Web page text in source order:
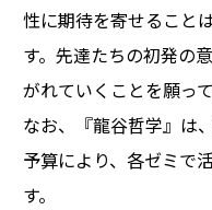
性に期待を寄せること
す。先達たちの初発の
がれていくことを願っ
なお、『龍谷哲学』は
予算により、各ゼミで
す。